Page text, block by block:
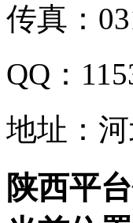
传真：
QQ：
地址：
陕西平